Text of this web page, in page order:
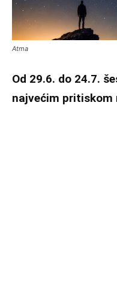
Atma
Od 29.6. do 24.7.
najvećim pritiskom